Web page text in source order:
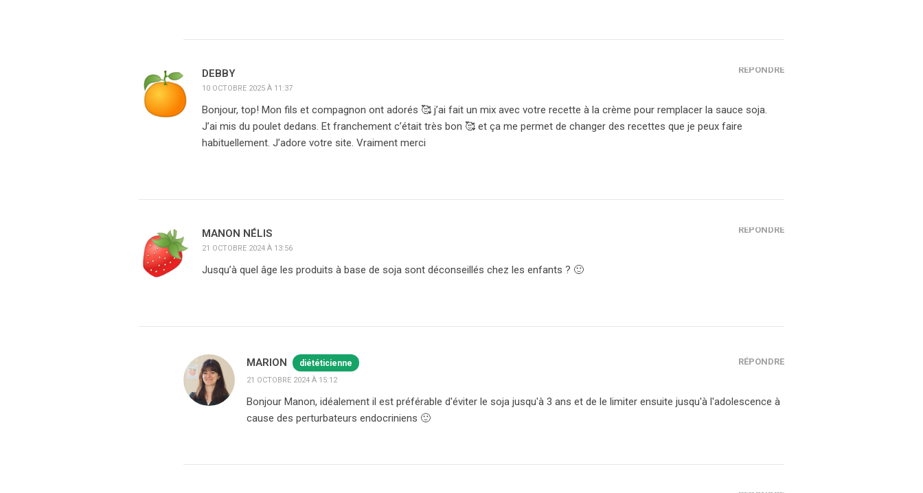
DEBBY
10 OCTOBRE 2025 À 11:37
RÉPONDRE
Bonjour, top! Mon fils et compagnon ont adorés 🥰 j’ai fait un mix avec votre recette à la crème pour remplacer la sauce soja.
J’ai mis du poulet dedans. Et franchement c’était très bon 🥰 et ça me permet de changer des recettes que je peux faire
habituellement. J’adore votre site. Vraiment merci
MANON NÉLIS
21 OCTOBRE 2024 À 13:56
RÉPONDRE
Jusqu’à quel âge les produits à base de soja sont déconseillés chez les enfants ? 🙂
MARION diététicienne
21 OCTOBRE 2024 À 15:12
RÉPONDRE
Bonjour Manon, idéalement il est préférable d'éviter le soja jusqu'à 3 ans et de le limiter ensuite jusqu'à l'adolescence à
cause des perturbateurs endocriniens 🙂